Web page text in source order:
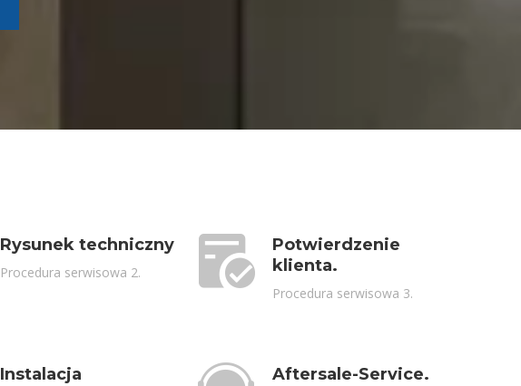
Rysunek techniczny
Procedura serwisowa 2.
Potwierdzenie
klienta.
Procedura serwisowa 3.
Instalacja Aftersale-Service.